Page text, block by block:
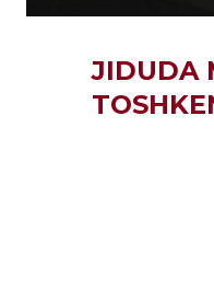
JIDUDA